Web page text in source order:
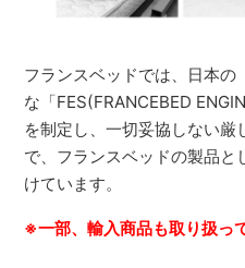
フランスベッドでは、日本の
な「FES(FRANCEBED
を制定し、一切妥協しない厳
で、フランスベッドの製品
けています。
※一部、輸入商品も取り扱っ